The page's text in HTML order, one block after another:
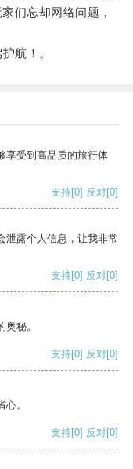
们忘却网络问题，
航！。
享受到高品质的旅行体
支持[0] 反对[0]
泄露个人信息，让我非常
支持[0] 反对[0]
秘。
支持[0] 反对[0]
。
支持[0] 反对[0]